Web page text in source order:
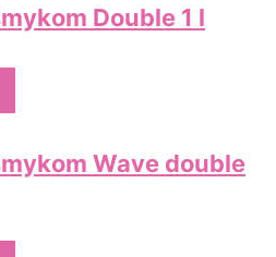
Double 1 l
Wave double